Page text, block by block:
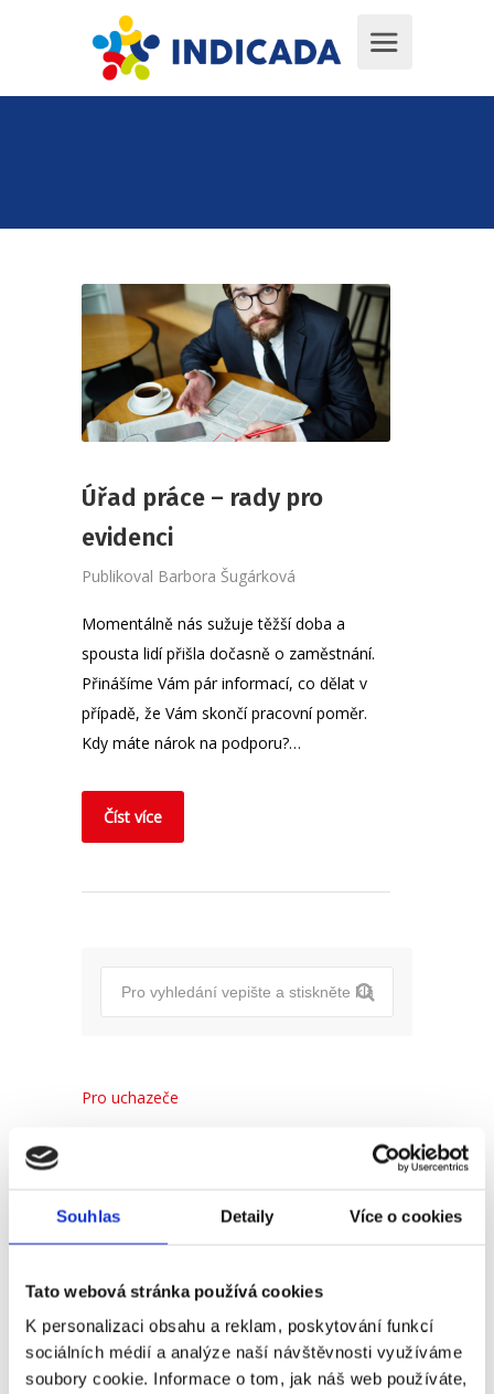
Souhlas Detaily Více o cookies
Tato webová stránka používá cookies
K personalizaci obsahu a reklam, poskytování funkcí
sociálních médií a analýze naší návštěvnosti využíváme
soubory cookie. Informace o tom, jak náš web používáte,
Úřad práce – rady pro
evidenci
Publikoval Barbora Šugárková
Momentálně nás sužuje těžší doba a
spousta lidí přišla dočasně o zaměstnání.
Přinášíme Vám pár informací, co dělat v
případě, že Vám skončí pracovní poměr.
Kdy máte nárok na podporu?…
Číst více
Pro uchazeče
Recent Popular Comments
(Ne)komunikace se
zaměstnavatelem